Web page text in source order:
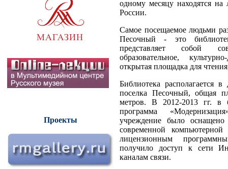
Проекты
одному месяцу находятся
России.
Самое посещаемое людьми
Песочный - это
представляет собой
образовательное,
открытая площадка для
Библиотека располагается
поселка Песочный, общая
метров. В 2012-2013 гг. в
программа
учреждение было оснащено
современной
лицензионным
получило доступ к сети
каналам связи.